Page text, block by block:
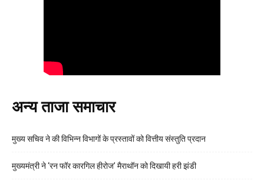
अन्य ताजा समाचार
मुख्य सचिव ने की विभिन्न विभागों के प्रस्तावों को वित्तीय संस्तुति प्रदान
मुख्यमंत्री ने ‘रन फॉर कारगिल हीरोज’ मैराथॉन को दिखायी हरी झंडी